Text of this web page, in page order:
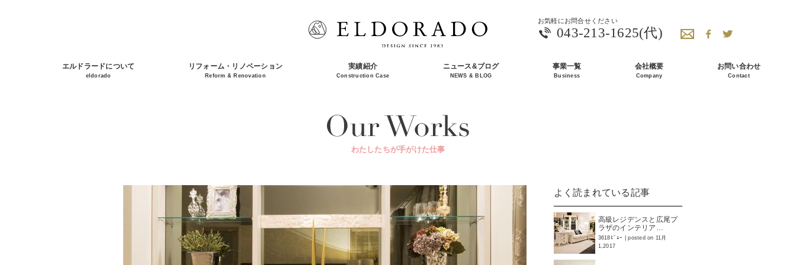
043-213-1625(代)
エルドラードについて
eldorado
リフォーム・リノベーション
Reform & Renovation
実績紹介
Construction Case
ニュース&ブログ
NEWS & BLOG
事業一覧
Business
会社概要
Company
お問い合わせ
Contact
わたしたちが手がけた仕事
よく読まれている記事
高級レジデンスと広尾プ
ラザのインテリア…
3618ﾋﾞｭｰ |posted on 11月
1,2017